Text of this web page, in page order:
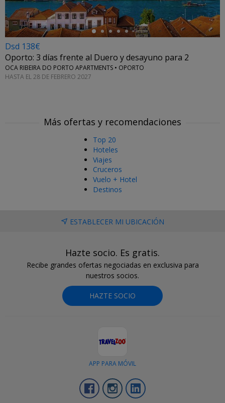
Dsd 138€
Oporto: 3 días frente al Duero y desayuno para 2
OCA RIBEIRA DO PORTO APARTMENTS • OPORTO
HASTA EL 28 DE FEBRERO 2027
Más ofertas y recomendaciones
Top 20
Hoteles
Viajes
Cruceros
Vuelo + Hotel
Destinos
ESTABLECER MI UBICACIÓN
Hazte socio. Es gratis.
Recibe grandes ofertas negociadas en exclusiva para
nuestros socios.
HAZTE SOCIO
APP PARA MÓVIL
FacebookInstagram